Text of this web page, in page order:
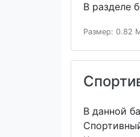
В разделе
Размер: 0.82
В данной